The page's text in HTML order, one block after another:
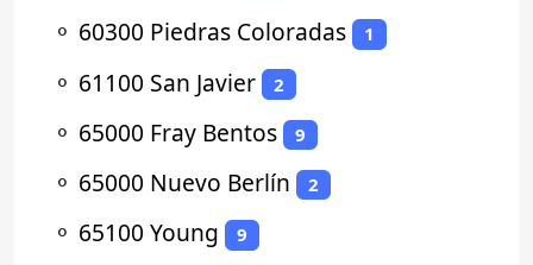
⚬ 60300 Piedras Coloradas 1
⚬ 61100 San Javier 2
⚬ 65000 Fray Bentos 9
⚬ 65000 Nuevo Berlín 2
⚬ 65100 Young 9